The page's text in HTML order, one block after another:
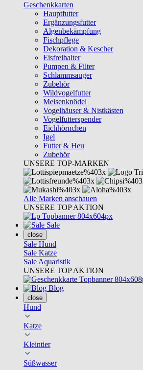
Geschenkkarten
Hauptfutter
Ergänzungsfutter
Algenbekämpfung
Fischpflege
Dekoration & Kescher
Eisfreihalter
Pumpen & Filter
Schlammsauger
Zubehör
Wildvogelfutter
Meisenknödel
Vogelhäuser & Nistkästen
Vogelfutterspender
Eichhörnchen
Igel
Futter & Heu
Zubehör
UNSERE TOP-MARKEN
Alle Marken anschauen
UNSERE TOP AKTION
Sale
close
Sale Hund
Sale Katze
Sale Aquaristik
UNSERE TOP AKTION
Blog
close
Hund
Katze
Kleintier
Süßwasser